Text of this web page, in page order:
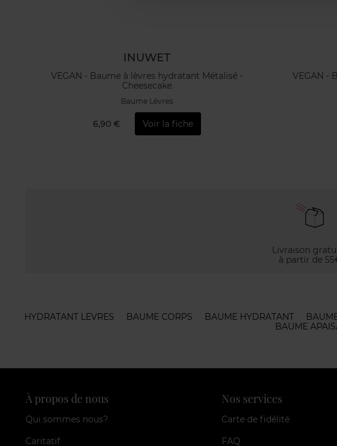
INUWET
VEGAN - Baume à lèvres hydratant Métalisé -
Cheesecake
Baume Lèvres
6,90 € Voir la fiche
VEGAN -
Livraison
à partir de
HYDRATANT LEVRES BAUME CORPS BAUME HYDRATANT
BAUME
À propos de nous
Qui sommes nous?
Caritatif
Nos services
Carte de fidélité
FAQ